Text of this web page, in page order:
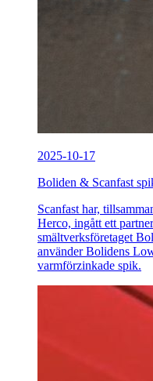
2025-10-17
Boliden & Scanfast
Scanfast har,
Herco, ingått ett
smältverksföretaget
använder Bolidens
varmförzinkade spik.